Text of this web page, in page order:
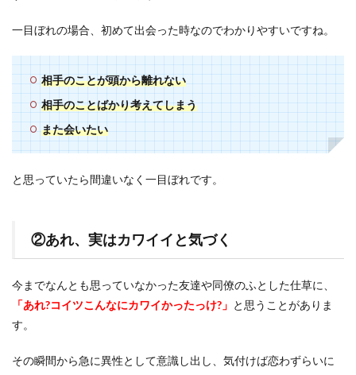
一目ぼれの場合、初めて出会った時なのでわかりやすいですね。
相手のことが頭から離れない
相手のことばかり考えてしまう
また会いたい
と思っていたら間違いなく一目ぼれです。
②あれ、実はカワイイと気づく
今までなんとも思っていなかった友達や同僚のふとした仕草に、
「あれ?コイツこんなにカワイかったっけ?」 と思うことがありま
す。
その瞬間から急に異性として意識し出し、気付けば恋わずらいに